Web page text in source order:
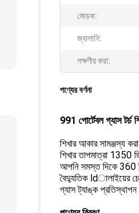
মোড়ক:
জ্বালানি:
লক্ষণীয় করা:
পণ্যের বর্ণনা
991 পোর্টেবল গ্যাস টর্চ
শিখার আকার সামঞ্জস্য
শিখার তাপমাত্রা 1350
আপনি সমস্ত দিকে 360
বৈদ্যুতিক ldালাইয়ের
গ্যাস ট্যাঙ্ক